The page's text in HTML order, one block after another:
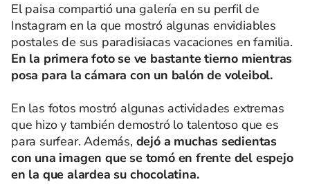
El paisa compartió una galería en su perfil de
Instagram en la que mostró algunas envidiables
postales de sus paradisiacas vacaciones en familia.
En la primera foto se ve bastante tierno mientras
posa para la cámara con un balón de voleibol.
En las fotos mostró algunas actividades extremas
que hizo y también demostró lo talentoso que es
para surfear. Además, dejó a muchas sedientas
con una imagen que se tomó en frente del espejo
en la que alardea su chocolatina.